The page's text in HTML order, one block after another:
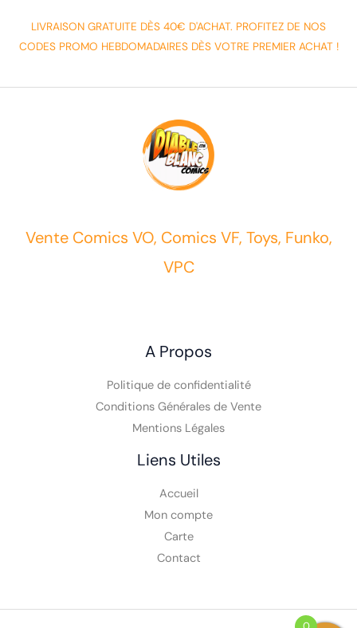
LIVRAISON GRATUITE DÈS 40€ D'ACHAT. PROFITEZ DE NOS
CODES PROMO HEBDOMADAIRES DÈS VOTRE PREMIER ACHAT !
Vente Comics VO, Comics VF, Toys, Funko,
VPC
A Propos
Politique de confidentialité
Conditions Générales de Vente
Mentions Légales
Liens Utiles
Accueil
Mon compte
Carte
Contact